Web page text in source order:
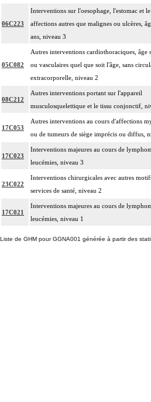
06C223
Interventions sur l'oesophage, l'estomac et
affections autres que malignes ou ulcères,
ans, niveau 3
05C082
Autres interventions cardiothoraciques, âge
ou vasculaires quel que soit l'âge, sans
extracorporelle, niveau 2
08C212
Autres interventions portant sur l'appareil
musculosquelettique et le tissu conjonctif,
17C053
Autres interventions au cours d'affections
ou de tumeurs de siège imprécis ou diffus,
17C023
Interventions majeures au cours de
leucémies, niveau 3
23C022
Interventions chirurgicales avec autres
services de santé, niveau 2
17C021
Interventions majeures au cours de
leucémies, niveau 1
Liste de GHM pour GGNA001 générée à partir des